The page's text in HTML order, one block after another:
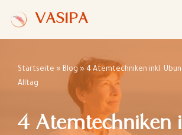
VASIPA
Startseite » Blog » 4 Atemtechniken inkl.
Alltag
4 Atemtechniken